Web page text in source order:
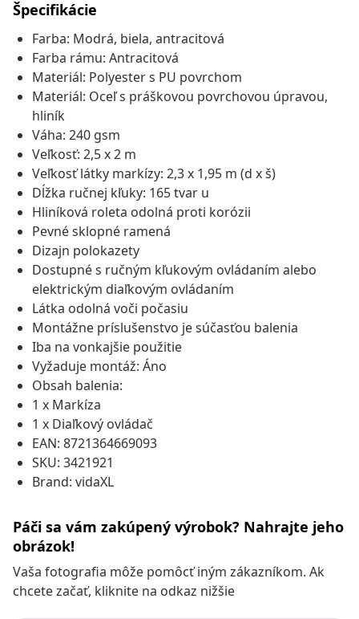
Špecifikácie
Farba: Modrá, biela, antracitová
Farba rámu: Antracitová
Materiál: Polyester s PU povrchom
Materiál: Oceľ s práškovou povrchovou úpravou,
hliník
Váha: 240 gsm
Veľkosť: 2,5 x 2 m
Veľkosť látky markízy: 2,3 x 1,95 m (d x š)
Dĺžka ručnej kľuky: 165 tvar u
Hliníková roleta odolná proti korózii
Pevné sklopné ramená
Dizajn polokazety
Dostupné s ručným kľukovým ovládaním alebo
elektrickým diaľkovým ovládaním
Látka odolná voči počasiu
Montážne príslušenstvo je súčasťou balenia
Iba na vonkajšie použitie
Vyžaduje montáž: Áno
Obsah balenia:
1 x Markíza
1 x Diaľkový ovládač
EAN: 8721364669093
SKU: 3421921
Brand: vidaXL
Páči sa vám zakúpený výrobok? Nahrajte jeho
obrázok!
Vaša fotografia môže pomôcť iným zákazníkom. Ak
chcete začať, kliknite na odkaz nižšie